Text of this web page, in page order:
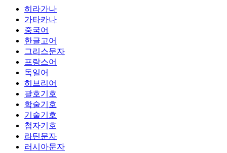
히라가나
가타카나
중국어
한글고어
그리스문자
프랑스어
독일어
히브리어
괄호기호
학술기호
기술기호
첨자기호
라틴문자
러시아문자